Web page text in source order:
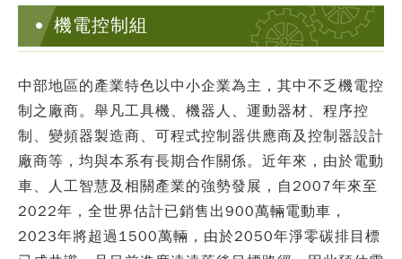
機電控制組
中部地區的產業特色以中小企業為主，其中不乏機電控
制之廠商。舉凡工具機、機器人、運動器材、程序控
制、變頻器製造商、可程式控制器供應商及控制器設計
廠商等，均與本系有長期合作關係。近年來，由於電動
車、人工智慧及相關產業的強勢發展，自2007年來至
2022年，全世界估計已銷售出900萬輛電動車，
2023年將超過1500萬輛，由於2050年淨零碳排目標